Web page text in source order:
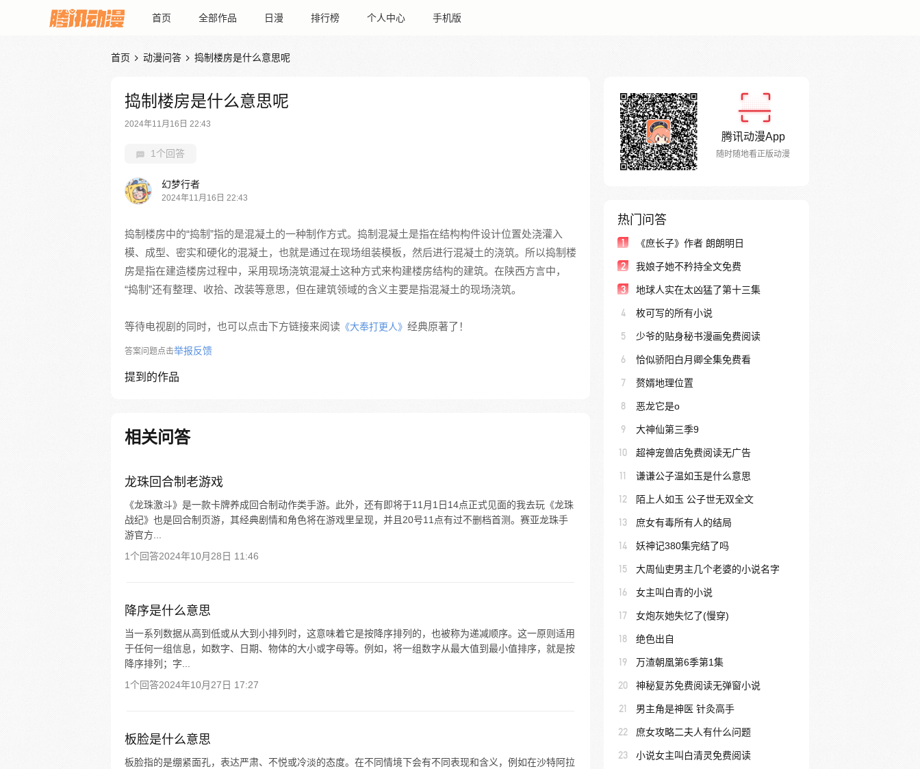
首页 全部作品 日漫 排行榜 个人中心 手机版
首页  动漫问答  捣制楼房是什么意思呢
捣制楼房是什么意思呢
2024年11月16日 22:43
1个回答
幻梦行者
2024年11月16日 22:43
捣制楼房中的“捣制”指的是混凝土的一种制作方式。捣制混凝土是指在结构构件设计位置处浇灌入
模、成型、密实和硬化的混凝土，也就是通过在现场组装模板，然后进行混凝土的浇筑。所以捣制楼
房是指在建造楼房过程中，采用现场浇筑混凝土这种方式来构建楼房结构的建筑。在陕西方言中，
“捣制”还有整理、收拾、改装等意思，但在建筑领域的含义主要是指混凝土的现场浇筑。
等待电视剧的同时，也可以点击下方链接来阅读 《大奉打更人》 经典原著了！
答案问题点击举报反馈
提到的作品
相关问答
龙珠回合制老游戏
《龙珠激斗》是一款卡牌养成回合制动作类手游。此外，还有即将于11月1日14点正式见面的我去玩《龙珠
战纪》也是回合制页游，其经典剧情和角色将在游戏里呈现，并且20号11点有过不删档首测。赛亚龙珠手
游官方...
1个回答2024年10月28日 11:46
降序是什么意思
当一系列数据从高到低或从大到小排列时，这意味着它是按降序排列的，也被称为递减顺序。这一原则适用
于任何一组信息，如数字、日期、物体的大小或字母等。例如，将一组数字从最大值到最小值排序，就是按
降序排列；字...
1个回答2024年10月27日 17:27
板脸是什么意思
板脸指的是绷紧面孔，表达严肃、不悦或冷淡的态度。在不同情境下会有不同表现和含义，例如在沙特阿拉
腾讯动漫App
随时随地看正版动漫
热门问答
1 《庶长子》作者 朗朗明日
2 我娘子她不矜持全文免费
3 地球人实在太凶猛了第十三集
4 枚可写的所有小说
5 少爷的贴身秘书漫画免费阅读
6 恰似骄阳白月卿全集免费看
7 赘婿地理位置
8 恶龙它是o
9 大神仙第三季9
10 超神宠兽店免费阅读无广告
11 谦谦公子温如玉是什么意思
12 陌上人如玉 公子世无双全文
13 庶女有毒所有人的结局
14 妖神记380集完结了吗
15 大周仙吏男主几个老婆的小说名字
16 女主叫白青的小说
17 女炮灰她失忆了(慢穿)
18 绝色出自
19 万渣朝凰第6季第1集
20 神秘复苏免费阅读无弹窗小说
21 男主角是神医 针灸高手
22 庶女攻略二夫人有什么问题
23 小说女主叫白清灵免费阅读